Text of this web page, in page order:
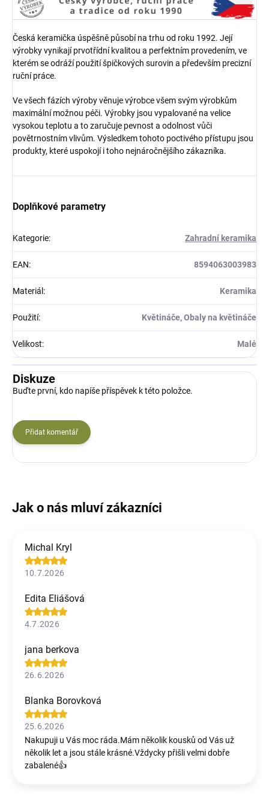
Česká keramička úspěšně působí na trhu od roku 1992. Její
výrobky vynikají prvotřídní kvalitou a perfektním provedením, ve
kterém se odráží použití špičkových surovin a především precizní
ruční práce.
Ve všech fázích výroby věnuje výrobce všem svým výrobkům
maximální možnou péči. Výrobky jsou vypalované na velice
vysokou teplotu a to zaručuje pevnost a odolnost vůči
povětrnostním vlivům. Výsledkem tohoto poctivého přístupu jsou
produkty, které uspokojí i toho nejnáročnějšího zákazníka.
Doplňkové parametry
Kategorie: Zahradní keramika
EAN: 8594063003983
Materiál : Keramika
Použití: Květináče, Obaly na květináče
Velikost: Malé
Diskuze
Buďte první, kdo napíše příspěvek k této položce.
Přidat komentář
Michal Kryl
10.7.2026
Edita Eliášová
4.7.2026
jana berkova
26.6.2026
Blanka Borovková
25.6.2026
Nakupuji u Vás moc ráda.Mám několik kousků od Vás už
několik let a jsou stále krásné.Vždycky přišli velmi dobře
zabalené👍